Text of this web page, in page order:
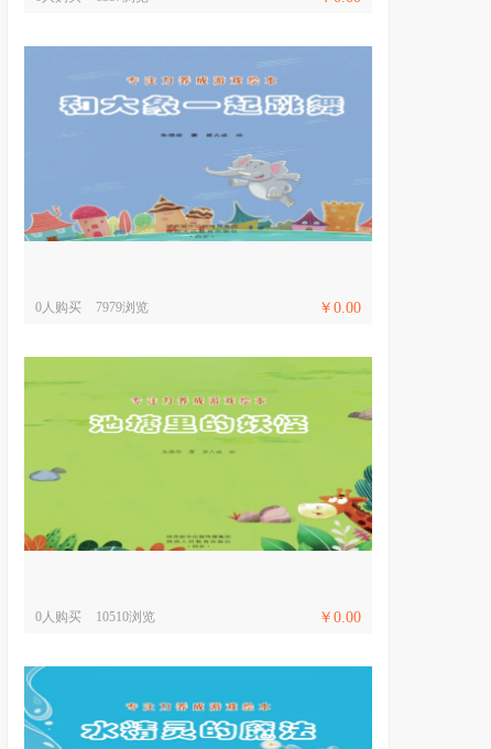
￥0.00
0人购买 7979浏览
￥0.00
0人购买 10510浏览